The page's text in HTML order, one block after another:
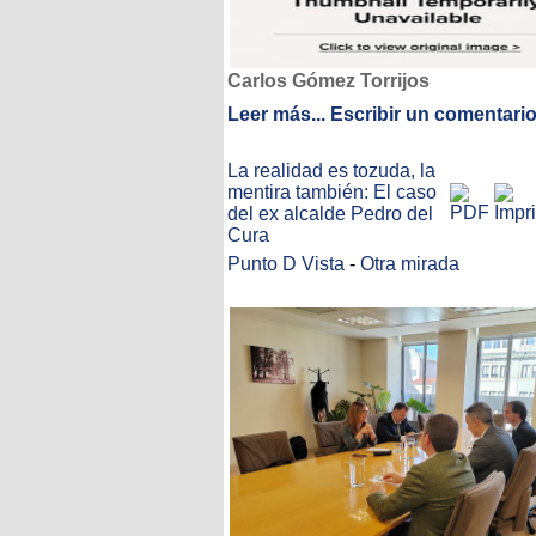
Carlos Gómez Torrijos
Leer más... Escribir un comentario
La realidad es tozuda, la
mentira también: El caso
del ex alcalde Pedro del
Cura
Punto D Vista - Otra mirada